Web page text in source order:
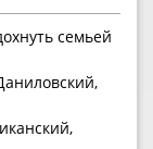
семьей